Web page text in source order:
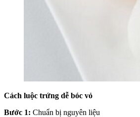
Cách luộc trứng dễ bóc vỏ
Bước 1: Chuẩn bị nguyên liệu